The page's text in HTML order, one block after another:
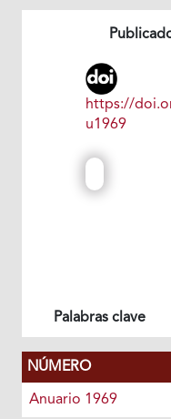
https://
u1969
Palabras clave
NÚMERO
Anuario 1969